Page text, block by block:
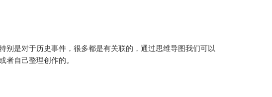
是对于历史事件，很多都是有关联的，通过思维导图我们可以
者自己整理创作的。